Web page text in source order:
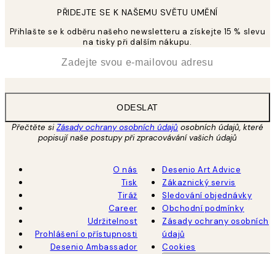
PŘIDEJTE SE K NAŠEMU SVĚTU UMĚNÍ
Přihlašte se k odběru našeho newsletteru a získejte 15 % slevu
na tisky při dalším nákupu.
ODESLAT
Přečtěte siZásady ochrany osobních údajů osobních údajů, které
popisují naše postupy při zpracovávání vašich údajů
O nás
Tisk
Tiráž
Career
Udržitelnost
Prohlášení o přístupnosti
Desenio Ambassador
Desenio Art Advice
Zákaznický servis
Sledování objednávky
Obchodní podmínky
Zásady ochrany osobních
údajů
Cookies